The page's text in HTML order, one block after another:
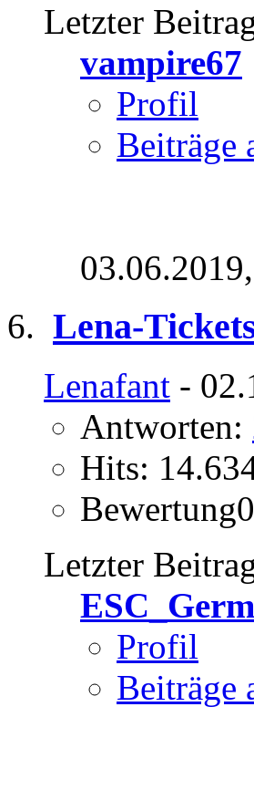
Letzter
vampire67
Profil
Beiträge
03.06.2019,
Lena-
Lenafant -
Antworten:
Hits:
Letzter
Profil
Beiträge